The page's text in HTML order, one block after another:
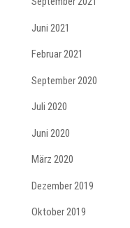
Juni 2021
Februar 2021
September 2020
Juli 2020
Juni 2020
März 2020
Dezember 2019
Oktober 2019